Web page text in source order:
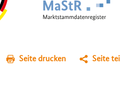
Seite drucken Seite